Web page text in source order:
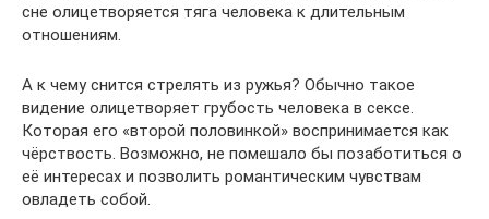
сне олицетворяется тяга человека к длительным
отношениям.
А к чему снится стрелять из ружья? Обычно такое
видение олицетворяет грубость человека в сексе.
Которая его «второй половинкой» воспринимается как
чёрствость. Возможно, не помешало бы позаботиться о
её интересах и позволить романтическим чувствам
овладеть собой.